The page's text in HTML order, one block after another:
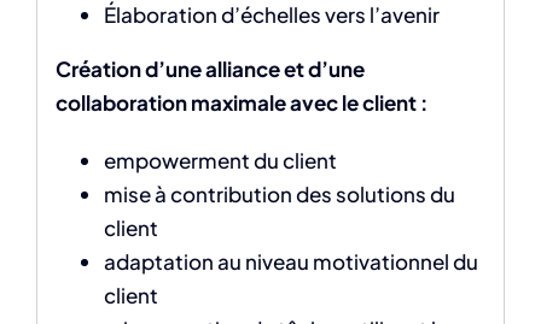
Élaboration d’échelles vers l’avenir
Création d’une alliance et d’une
collaboration maximale avec le client :
empowerment du client
mise à contribution des solutions du
client
adaptation au niveau motivationnel du
client